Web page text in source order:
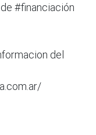
#financiación
del